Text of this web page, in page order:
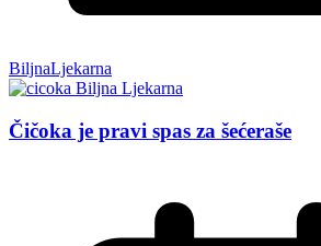
BiljnaLjekarna
Čičoka je pravi spas za šećeraše